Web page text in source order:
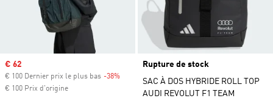
Prix soldé
€ 62
€ 100 Dernier prix le plus bas -38%
€ 100 Prix d'origine
Rupture de stock
SAC À DOS HYBRIDE ROLL TOP
AUDI REVOLUT F1 TEAM